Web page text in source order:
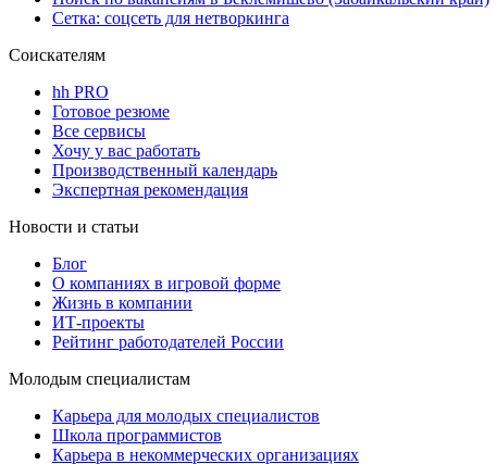
Сетка: соцсеть для нетворкинга
Соискателям
hh PRO
Готовое резюме
Все сервисы
Хочу у вас работать
Производственный календарь
Экспертная рекомендация
Новости и статьи
Блог
О компаниях в игровой форме
Жизнь в компании
ИТ-проекты
Рейтинг работодателей России
Молодым специалистам
Карьера для молодых специалистов
Школа программистов
Карьера в некоммерческих организациях